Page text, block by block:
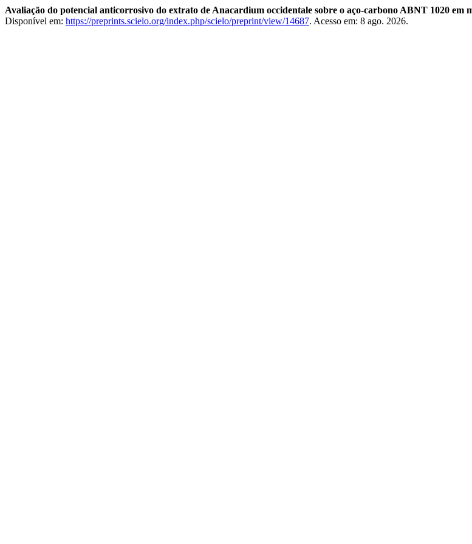
Avaliação do potencial anticorrosivo do extrato de Anacardium occidentale sobre o aço-carbono ABNT 1020 em
Disponível em: https://preprints.scielo.org/index.php/scielo/preprint/view/14687. Acesso em: 8 ago. 2026.